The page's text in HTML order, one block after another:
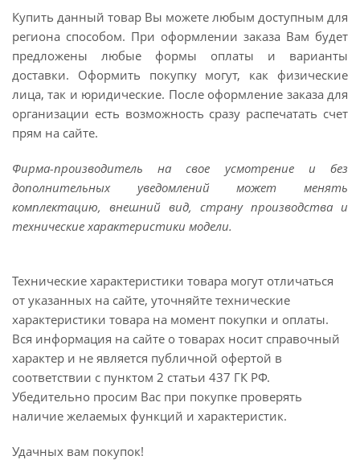
Купить данный товар Вы можете любым доступным для
региона способом. При оформлении заказа Вам будет
предложены любые формы оплаты и варианты
доставки. Оформить покупку могут, как физические
лица, так и юридические. После оформление заказа для
организации есть возможность сразу распечатать счет
прям на сайте.
Фирма-производитель на свое усмотрение и без
дополнительных уведомлений может менять
комплектацию, внешний вид, страну производства и
технические характеристики модели.
Технические характеристики товара могут отличаться
от указанных на сайте, уточняйте технические
характеристики товара на момент покупки и оплаты.
Вся информация на сайте о товарах носит справочный
характер и не является публичной офертой в
соответствии с пунктом 2 статьи 437 ГК РФ.
Убедительно просим Вас при покупке проверять
наличие желаемых функций и характеристик.
Удачных вам покупок!